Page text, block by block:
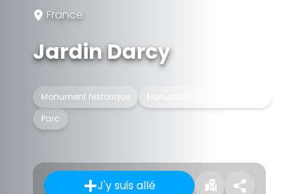
France
Jardin Darcy
Monument historique
Monument historique inscrit
Parc
J'y suis allé